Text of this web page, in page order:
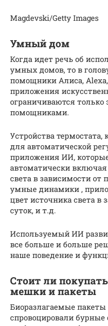
Magdevski/Getty Images
Умный дом
Когда идет речь об
умных домов, то в
помощники Алиса,
приложения
ограничиваются
помощниками.
Устройства
для автоматической
приложения ИИ,
автоматически
света в зависимости от
умные динамики ,
цвет источника света в
суток, и т.д.
Используемый ИИ
все больше и больше
наше поведение и
Стоит ли
мешки и пакеты
Биоразлагаемые
спровоцировали